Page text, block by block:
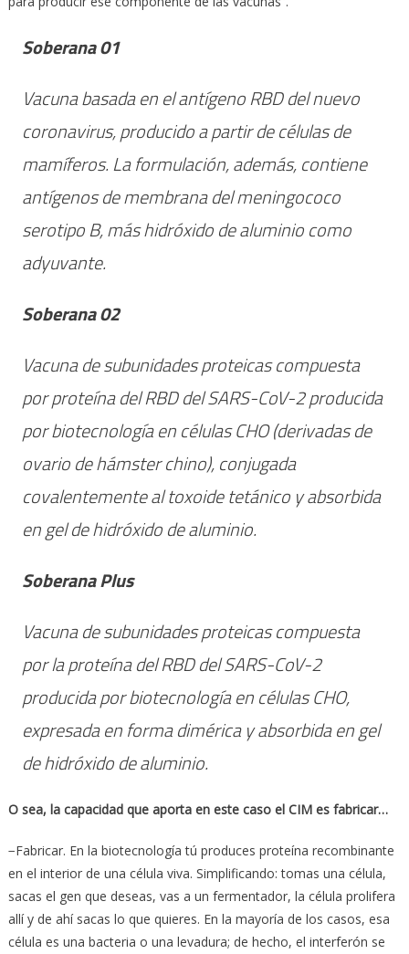
Soberana 01
Vacuna basada en el antígeno RBD del nuevo
coronavirus, producido a partir de células de
mamíferos. La formulación, además, contiene
antígenos de membrana del meningococo
serotipo B, más hidróxido de aluminio como
adyuvante.
Soberana 02
Vacuna de subunidades proteicas compuesta
por proteína del RBD del SARS-CoV-2 producida
por biotecnología en células CHO (derivadas de
ovario de hámster chino), conjugada
covalentemente al toxoide tetánico y absorbida
en gel de hidróxido de aluminio.
Soberana Plus
Vacuna de subunidades proteicas compuesta
por la proteína del RBD del SARS-CoV-2
producida por biotecnología en células CHO,
expresada en forma dimérica y absorbida en gel
de hidróxido de aluminio.
O sea, la capacidad que aporta en este caso el CIM es fabricar…
−Fabricar. En la biotecnología tú produces proteína recombinante
en el interior de una célula viva. Simplificando: tomas una célula,
sacas el gen que deseas, vas a un fermentador, la célula prolifera
allí y de ahí sacas lo que quieres. En la mayoría de los casos, esa
célula es una bacteria o una levadura; de hecho, el interferón se